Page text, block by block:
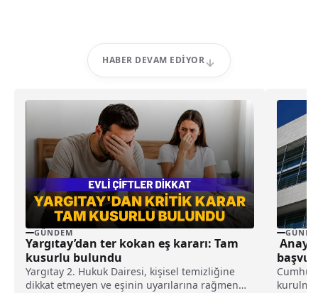
HABER DEVAM EDIYOR
GÜNDEM
Yargıtay’dan ter kokan eş kararı: Tam
kusurlu bulundu
Yargıtay 2. Hukuk Dairesi, kişisel temizliğine
dikkat etmeyen ve eşinin uyarılarına rağmen